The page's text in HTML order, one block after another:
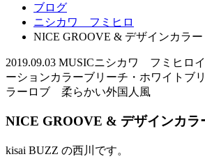
ブログ
ニシカワ フミヒロ
NICE GROOVE & デザインカラー
2019.09.03 MUSICニシカワ フミヒロ
ーションカラーブリーチ・ホワイトブ
ラー ロブ 柔らかい外国人風
NICE GROOVE & デザインカラ
kisai BUZZ の西川です。